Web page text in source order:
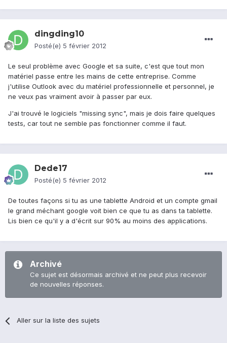
dingding10
Posté(e) 5 février 2012
Le seul problème avec Google et sa suite, c'est que tout mon
matériel passe entre les mains de cette entreprise. Comme
j'utilise Outlook avec du matériel professionnelle et personnel, je
ne veux pas vraiment avoir à passer par eux.
J'ai trouvé le logiciels "missing sync", mais je dois faire quelques
tests, car tout ne semble pas fonctionner comme il faut.
Dede17
Posté(e) 5 février 2012
De toutes façons si tu as une tablette Android et un compte gmail
le grand méchant google voit bien ce que tu as dans ta tablette.
Lis bien ce qu'il y a d'écrit sur 90% au moins des applications.
Archivé
Ce sujet est désormais archivé et ne peut plus recevoir
de nouvelles réponses.
Aller sur la liste des sujets